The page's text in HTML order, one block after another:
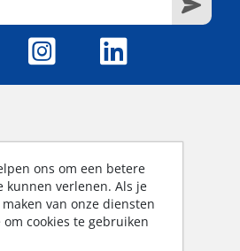
ons om een betere
kunnen verlenen. Als je
van onze diensten
cookies te gebruiken